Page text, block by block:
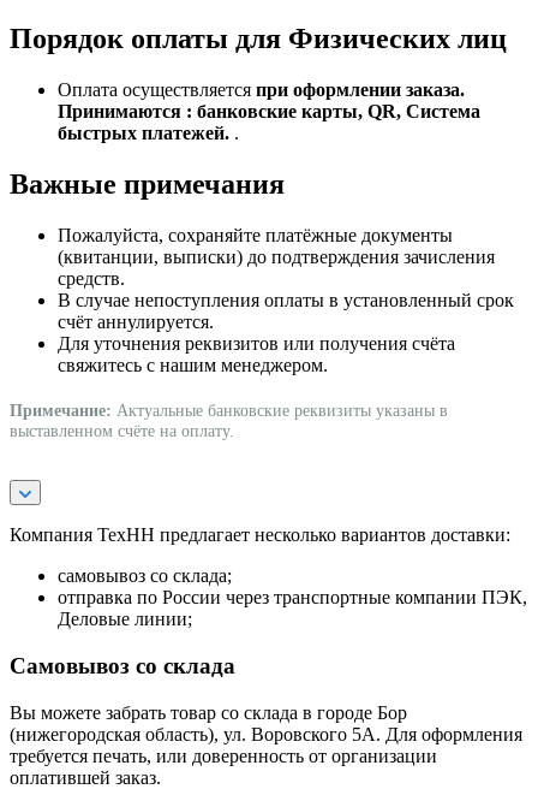
Порядок оплаты для Физических лиц
Оплата осуществляется при оформлении заказа.
Принимаются : банковские карты, QR, Система
быстрых платежей. .
Важные примечания
Пожалуйста, сохраняйте платёжные документы
(квитанции, выписки) до подтверждения зачисления
средств.
В случае непоступления оплаты в установленный срок
счёт аннулируется.
Для уточнения реквизитов или получения счёта
свяжитесь с нашим менеджером.
Примечание: Актуальные банковские реквизиты указаны в
выставленном счёте на оплату.
Компания ТехНН предлагает несколько вариантов доставки:
самовывоз со склада;
отправка по России через транспортные компании ПЭК,
Деловые линии;
Самовывоз со склада
Вы можете забрать товар со склада в городе Бор
(нижегородская область), ул. Воровского 5А. Для оформления
требуется печать, или доверенность от организации
оплатившей заказ.